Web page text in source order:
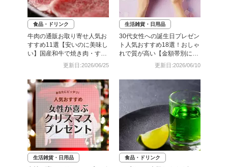
食品・ドリンク
牛肉の通販お取り寄せ人気お
すすめ11選【安いのに美味し
い】国産和牛で焼き肉・すき
更新日:2026/06/25
生活雑貨・日用品
30代女性への誕生日プレゼン
ト人気おすすめ18選！おしゃ
れで質が高い【金額帯別に紹
更新日:2026/06/10
生活雑貨・日用品 食品・ドリンク